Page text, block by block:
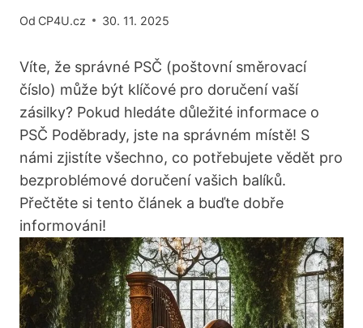
Od CP4U.cz 30. 11. 2025
Víte, že správné PSČ (poštovní směrovací
číslo) může být klíčové pro doručení vaší
zásilky? Pokud hledáte důležité informace o
PSČ Poděbrady, jste na správném místě! S
námi zjistíte všechno, co potřebujete vědět pro
bezproblémové doručení vašich balíků.
Přečtěte si tento článek a buďte dobře
informováni!